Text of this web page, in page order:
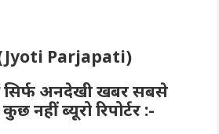
Parjapati)
सिर्फ अनदेखी खबर सबसे
नहीं ब्यूरो रिपोर्टर :-